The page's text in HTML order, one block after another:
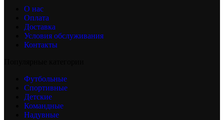
О нас
Оплата
Доставка
Условия обслуживания
Контакты
Футбольные
Спортивные
Детские
Командные
Надувные